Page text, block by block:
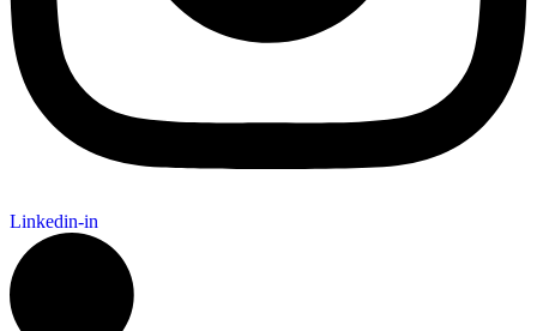
Linkedin-in